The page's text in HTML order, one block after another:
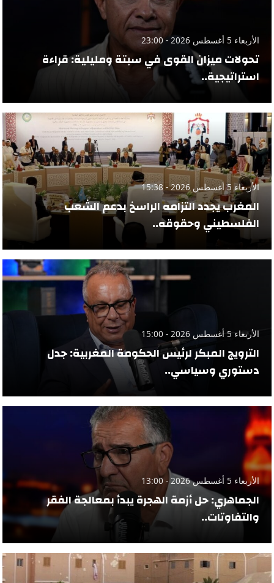
الأربعاء 5 أغسطس 2026 - 23:00
تحولات ميزان القوى في سبتة ومليلية: قراءة
استراتيجية..
الأربعاء 5 أغسطس 2026 - 15:38
المغرب يجدد التزامه الراسخ بدعم الشعب
الفلسطيني وحقوقه..
الأربعاء 5 أغسطس 2026 - 15:00
الترويج المبكر لرئيس الحكومة المغربية: جدل
دستوري وسياسي..
الأربعاء 5 أغسطس 2026 - 13:00
الجماهري: حل أزمة الهجرة يبدأ بمعالجة الفقر
والتفاوتات..